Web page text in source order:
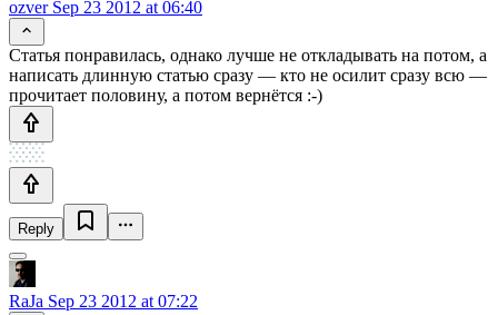
ozverSep 23 2012 at 06:40
Статья понравилась, однако лучше не откладывать на потом, а
написать длинную статью сразу — кто не осилит сразу всю —
прочитает половину, а потом вернётся :-)
Reply
RaJa Sep 23 2012 at 07:22